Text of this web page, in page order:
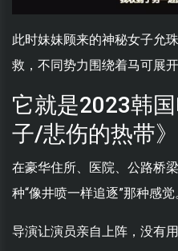
此时妹妹顾来的神秘女子允
救，不同势力围绕着马可展
它就是2023韩
子/悲伤的热带》
在豪华住所、医院、公路桥
种“像井喷一样追逐”那种感觉
导演让演员亲自上阵，没有用